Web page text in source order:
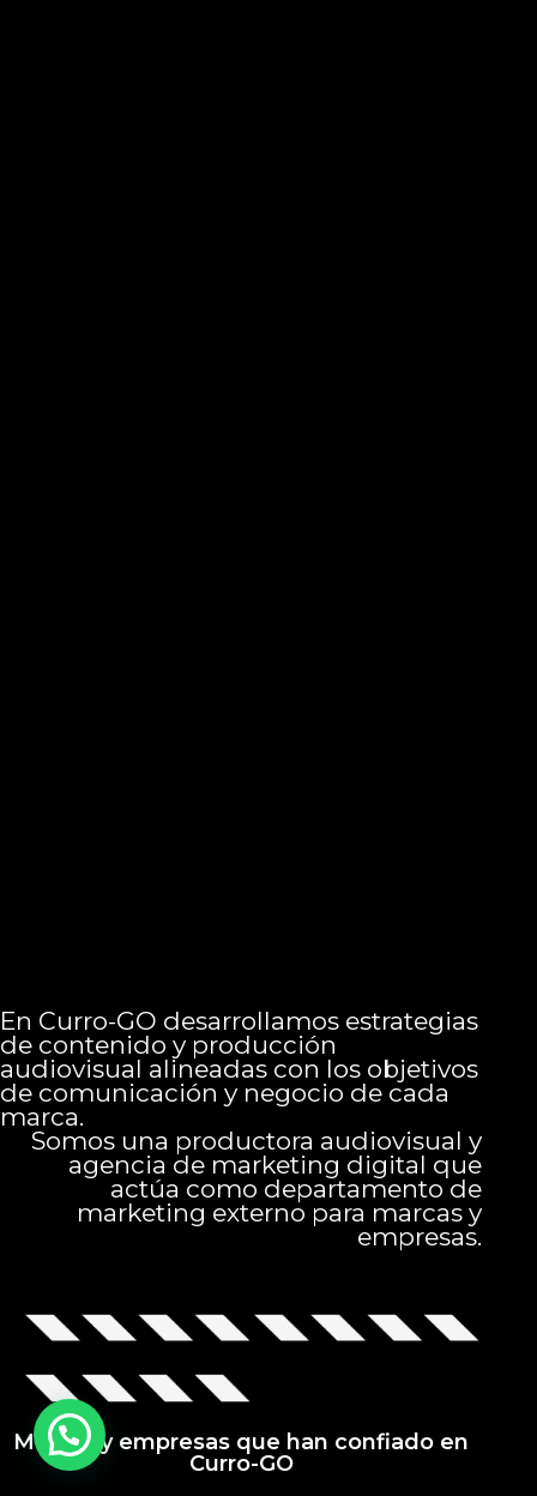
En Curro-GO desarrollamos estrategias
de contenido y producción
audiovisual alineadas con los objetivos
de comunicación y negocio de cada
marca.
Somos una productora audiovisual y
agencia de marketing digital que
actúa como departamento de
marketing externo para marcas y
empresas.
Marcas y empresas que han confiado en
Curro-GO